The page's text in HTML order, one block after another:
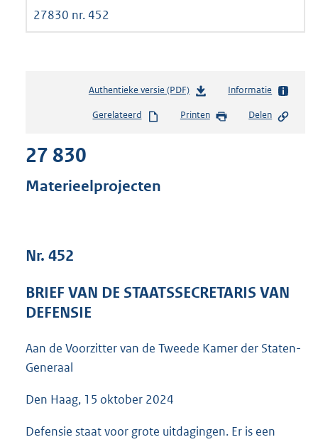
27830 nr. 452
Authentieke versie (PDF)b
s
e
0
Informatie
Gerelateerd Printen Delen
27 830
Materieelprojecten
Nr. 452
BRIEF VAN DE STAATSSECRETARIS VAN
DEFENSIE
Aan de Voorzitter van de Tweede Kamer der Staten-
Generaal
Den Haag, 15 oktober 2024
Defensie staat voor grote uitdagingen. Er is een